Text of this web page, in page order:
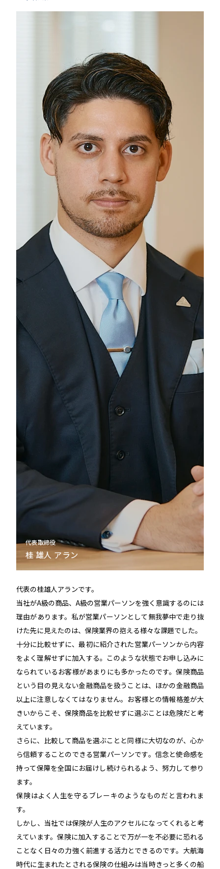
代表取締役
桂 雄人 アラン
代表の桂雄人アランです。
当社がA級の商品、A級の営業パーソンを強く意識するのには
理由があります。私が営業パーソンとして無我夢中で走り抜
けた先に見えたのは、保険業界の抱える様々な課題でした。
十分に比較せずに、最初に紹介された営業パーソンから内容
をよく理解せずに加入する。このような状態でお申し込みに
なられているお客様があまりにも多かったのです。保険商品
という目の見えない金融商品を扱うことは、ほかの金融商品
以上に注意しなくてはなりません。お客様との情報格差が大
きいからこそ、保険商品を比較せずに選ぶことは危険だと考
えています。
さらに、比較して商品を選ぶことと同様に大切なのが、心か
ら信頼することのできる営業パーソンです。信念と使命感を
持って保障を全国にお届けし続けられるよう、努力して参り
ます。
保険はよく人生を守るブレーキのようなものだと言われま
す。
しかし、当社では保険が人生のアクセルになってくれると考
えています。保険に加入することで万が一を不必要に恐れる
ことなく日々の力強く前進する活力とできるのです。大航海
時代に生まれたとされる保険の仕組みは当時きっと多くの船